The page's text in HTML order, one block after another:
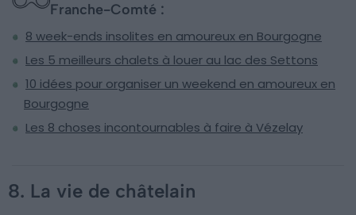
Franche-Comté :
8 week-ends insolites en amoureux en Bourgogne
Les 5 meilleurs chalets à louer au lac des Settons
10 idées pour organiser un weekend en amoureux en
Bourgogne
Les 8 choses incontournables à faire à Vézelay
8. La vie de châtelain